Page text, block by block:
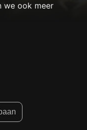
we ook meer